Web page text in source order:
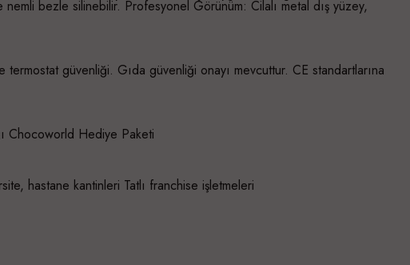
nemli bezle silinebilir. Profesyonel Görünüm: Cilalı metal dış yüzey,
termostat güvenliği. Gıda güvenliği onayı mevcuttur. CE standartlarına
Chocoworld Hediye Paketi
hastane kantinleri Tatlı franchise işletmeleri